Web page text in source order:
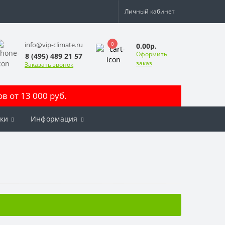
Личный кабинет
info@vip-climate.ru
8 (495) 489 21 57
Заказать звонок
0 0.00р.
Оформить
заказ
от 13 000 руб.
Информация